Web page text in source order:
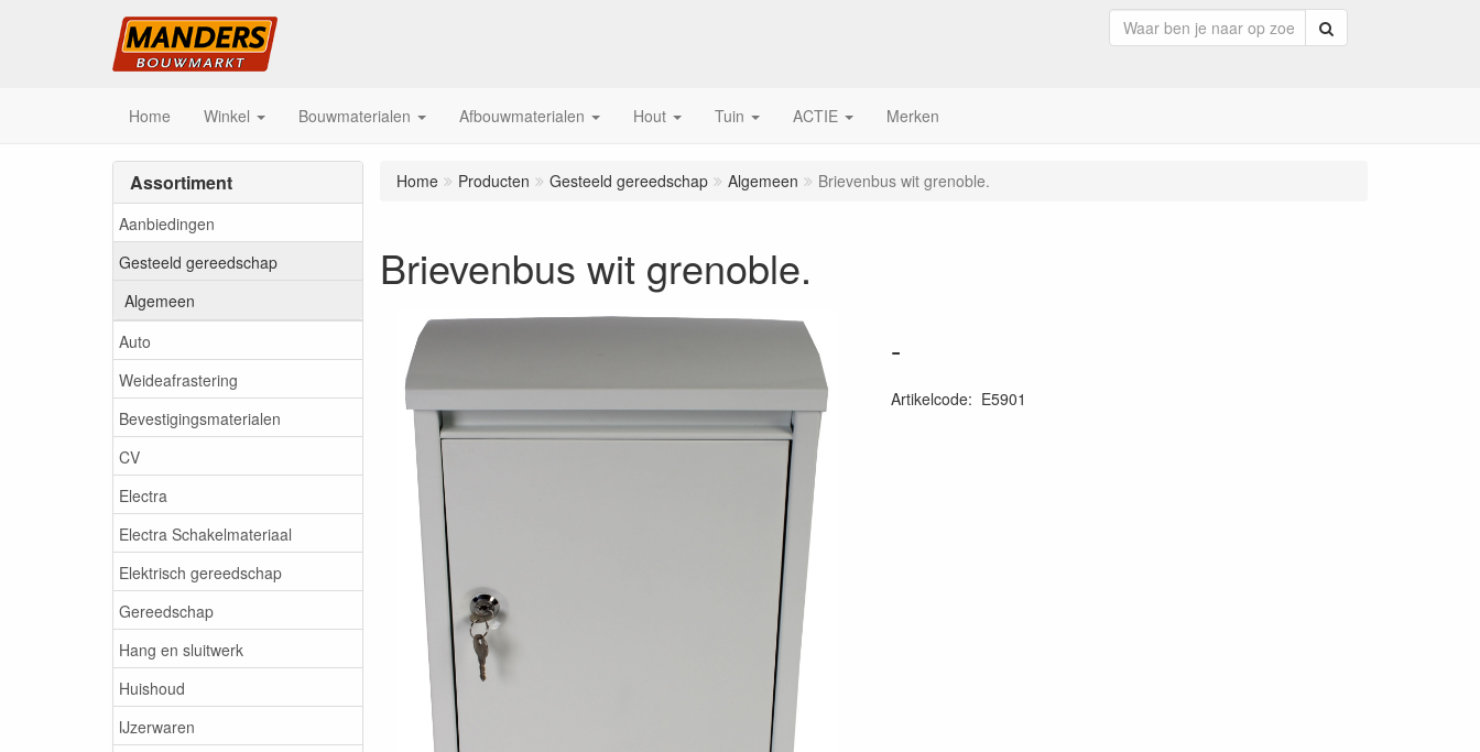
Home Winkel Bouwmaterialen Afbouwmaterialen Hout Tuin ACTIE Merken
Assortiment
Aanbiedingen
Gesteeld gereedschap
Algemeen
Auto
Weideafrastering
Bevestigingsmaterialen
CV
Electra
Electra Schakelmateriaal
Elektrisch gereedschap
Gereedschap
Hang en sluitwerk
Huishoud
IJzerwaren
Home Producten Gesteeld gereedschap Algemeen Brievenbus wit grenoble.
Brievenbus wit grenoble.
-
Artikelcode: E5901